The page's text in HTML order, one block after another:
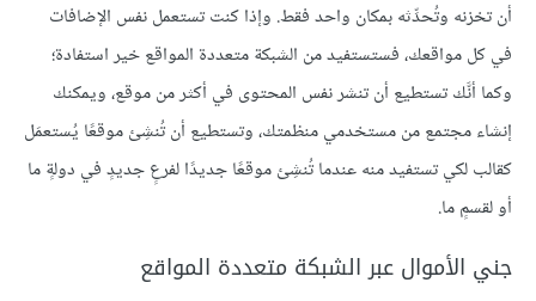
أن تخزنه وتُحدِّثه بمكان واحد فقط. وإذا كنت تستعمل نفس الإضافات
في كل مواقعك، فستستفيد من الشبكة متعددة المواقع خير استفادة؛
وكما أنَّك تستطيع أن تنشر نفس المحتوى في أكثر من موقع، ويمكنك
إنشاء مجتمع من مستخدمي منظمتك، وتستطيع أن تُنشِئ موقعًا يُستعمَل
كقالب لكي تستفيد منه عندما تُنشِئ موقعًا جديدًا لفرعٍ جديدٍ في دولةٍ ما
أو لقسمٍ ما.
جني الأموال عبر الشبكة متعددة المواقع